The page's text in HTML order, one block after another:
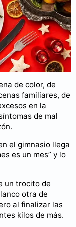
de color, de
familiares, de
en la
de mal
el gimnasio llega
es un mes” y lo
un trocito de
otra de
al finalizar las
kilos de más.